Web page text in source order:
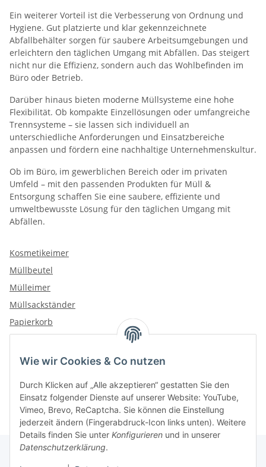
Wie wir Cookies & Co nutzen
Durch Klicken auf „Alle akzeptieren“ gestatten Sie den
Einsatz folgender Dienste auf unserer Website: YouTube,
Vimeo, Brevo, ReCaptcha. Sie können die Einstellung
jederzeit ändern (Fingerabdruck-Icon links unten). Weitere
Details finden Sie unter Konfigurieren und in unserer
Datenschutzerklärung.
Ein weiterer Vorteil ist die Verbesserung von Ordnung und
Hygiene. Gut platzierte und klar gekennzeichnete
Abfallbehälter sorgen für saubere Arbeitsumgebungen und
erleichtern den täglichen Umgang mit Abfällen. Das steigert
nicht nur die Effizienz, sondern auch das Wohlbefinden im
Büro oder Betrieb.
Darüber hinaus bieten moderne Müllsysteme eine hohe
Flexibilität. Ob kompakte Einzellösungen oder umfangreiche
Trennsysteme – sie lassen sich individuell an
unterschiedliche Anforderungen und Einsatzbereiche
anpassen und fördern eine nachhaltige Unternehmenskultur.
Ob im Büro, im gewerblichen Bereich oder im privaten
Umfeld – mit den passenden Produkten für Müll &
Entsorgung schaffen Sie eine saubere, effiziente und
umweltbewusste Lösung für den täglichen Umgang mit
Abfällen.
Kosmetikeimer
Müllbeutel
Mülleimer
Müllsackständer
Papierkorb
Kategorien